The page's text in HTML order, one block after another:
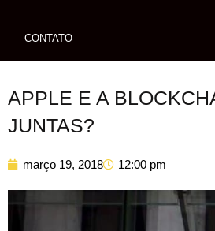
CONTATO
APPLE E A
JUNTAS?
março 19, 2018 12:00 pm